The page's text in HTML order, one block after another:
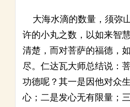
大海水滴的数量，须弥
许的小丸之数，以如来智
清楚，而对菩萨的福德，
尽。仁达瓦大师总结说：
功德呢？其一是因他对众
心；二是发心无有限量；